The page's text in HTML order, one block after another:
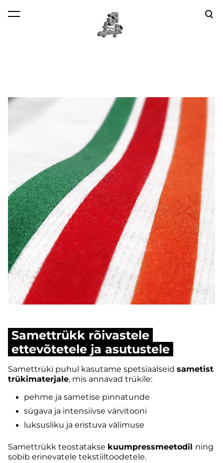
lisati ostukorvi. Vaata ostukorvi
Samettrükk rõivastele
ettevõtetele ja asutustele
Samettrüki puhul kasutame spetsiaalseid sametist
trükimaterjale, mis annavad trükile:
pehme ja sametise pinnatunde
sügava ja intensiivse värvitooni
luksusliku ja eristuva välimuse
Samettrükk teostatakse kuumpressmeetodil ning
sobib erinevatele tekstiiltoodetele.